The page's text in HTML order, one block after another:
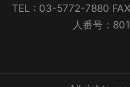
TEL : 03-5772-7880
人番号：